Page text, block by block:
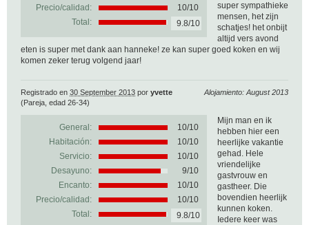
Precio/calidad:
10/10
Total:
9.8/10
super sympathieke
mensen, het zijn
schatjes! het onbijt
altijd vers avond
eten is super met dank aan hanneke! ze kan super goed koken en wij
komen zeker terug volgend jaar!
Alojamiento: August 2013
Registrado en 30 September 2013 por yvette
(Pareja, edad 26-34)
General: 10/10
Habitación:
10/10
Servicio:
10/10
Desayuno:
9/10
Encanto:
10/10
Precio/calidad:
10/10
Total:
9.8/10
Mijn man en ik
hebben hier een
heerlijke vakantie
gehad. Hele
vriendelijke
gastvrouw en
gastheer. Die
bovendien heerlijk
kunnen koken.
Iedere keer was